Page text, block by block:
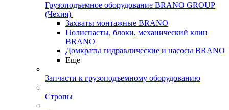
Грузоподъемное оборудование BRANO GROUP
(Чехия)
Захваты монтажные BRANO
Полиспасты, блоки, механический клин
BRANO
Домкраты гидравлические и насосы BRANO
Еще
Запчасти к грузоподъемному оборудованию
Стропы